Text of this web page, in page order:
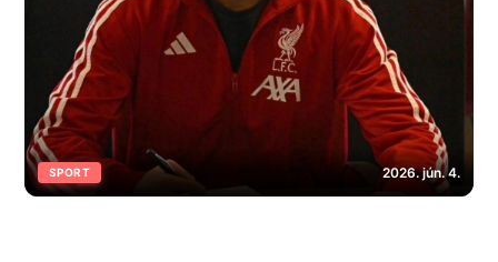
SPORT 2026. jún. 4.